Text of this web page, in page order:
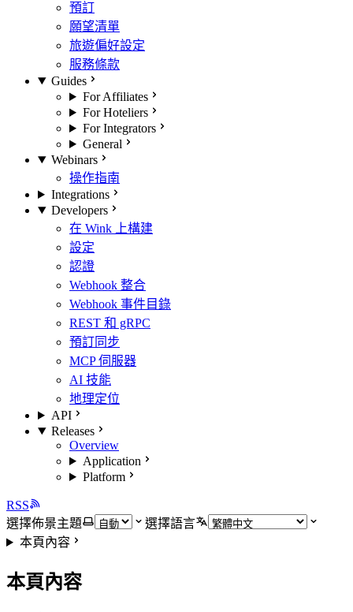
預訂
願望清單
旅遊偏好設定
服務條款
Guides
For Affiliates
For Hoteliers
For Integrators
General
Webinars
操作指南
Integrations
Developers
在 Wink 上構建
設定
認證
Webhook 整合
Webhook 事件目錄
REST 和 gRPC
預訂同步
MCP 伺服器
AI 技能
地理定位
API
Releases
Overview
Application
Platform
RSS
選擇佈景主題
選擇語言
本頁內容
本頁內容